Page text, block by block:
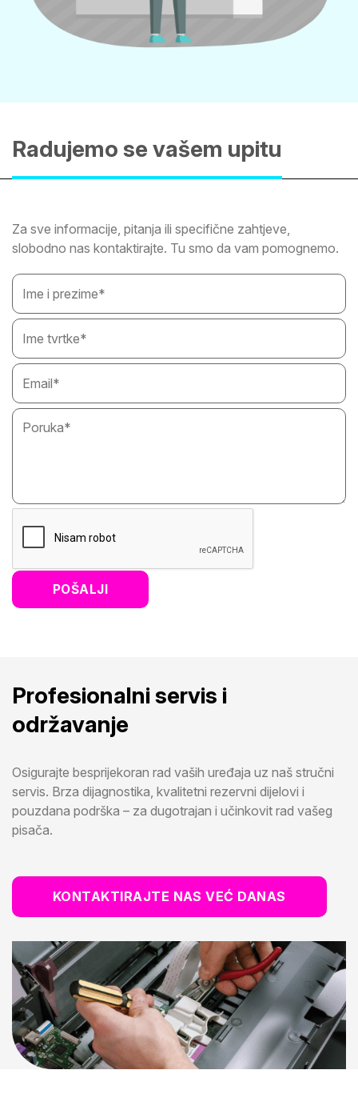
Radujemo se vašem upitu
Za sve informacije, pitanja ili specifične zahtjeve,
slobodno nas kontaktirajte. Tu smo da vam pomognemo.
Profesionalni servis i
održavanje
Osigurajte besprijekoran rad vaših uređaja uz naš stručni
servis. Brza dijagnostika, kvalitetni rezervni dijelovi i
pouzdana podrška – za dugotrajan i učinkovit rad vašeg
pisača.
KONTAKTIRAJTE NAS VEĆ DANAS